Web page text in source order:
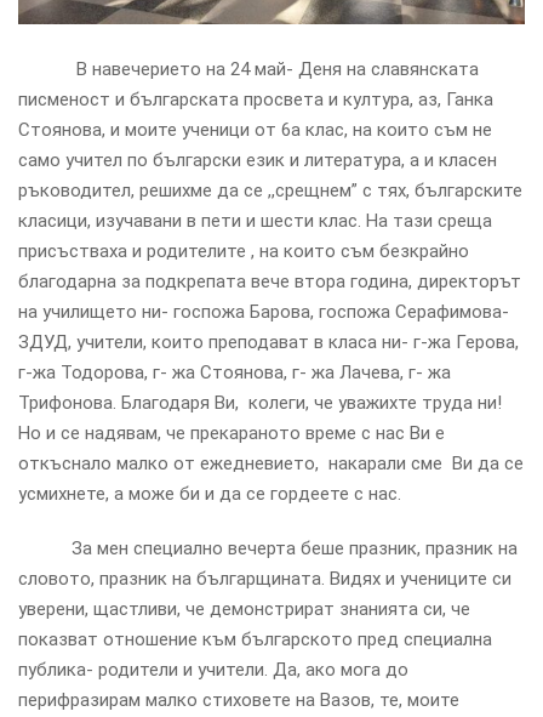
В навечерието на 24 май- Деня на славянската
писменост и българската просвета и култура, аз, Ганка
Стоянова, и моите ученици от 6а клас, на които съм не
само учител по български език и литература, а и класен
ръководител, решихме да се ,,срещнем” с тях, българските
класици, изучавани в пети и шести клас. На тази среща
присъстваха и родителите , на които съм безкрайно
благодарна за подкрепата вече втора година, директорът
на училището ни- госпожа Барова, госпожа Серафимова-
ЗДУД, учители, които преподават в класа ни- г-жа Герова,
г-жа Тодорова, г- жа Стоянова, г- жа Лачева, г- жа
Трифонова. Благодаря Ви, колеги, че уважихте труда ни!
Но и се надявам, че прекараното време с нас Ви е
откъснало малко от ежедневието, накарали сме Ви да се
усмихнете, а може би и да се гордеете с нас.
За мен специално вечерта беше празник, празник на
словото, празник на българщината. Видях и учениците си
уверени, щастливи, че демонстрират знанията си, че
показват отношение към българското пред специална
публика- родители и учители. Да, ако мога до
перифразирам малко стиховете на Вазов, те, моите